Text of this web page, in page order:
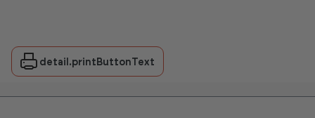
detail.printButtonText